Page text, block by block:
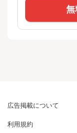
無
広告掲載について
利用規約